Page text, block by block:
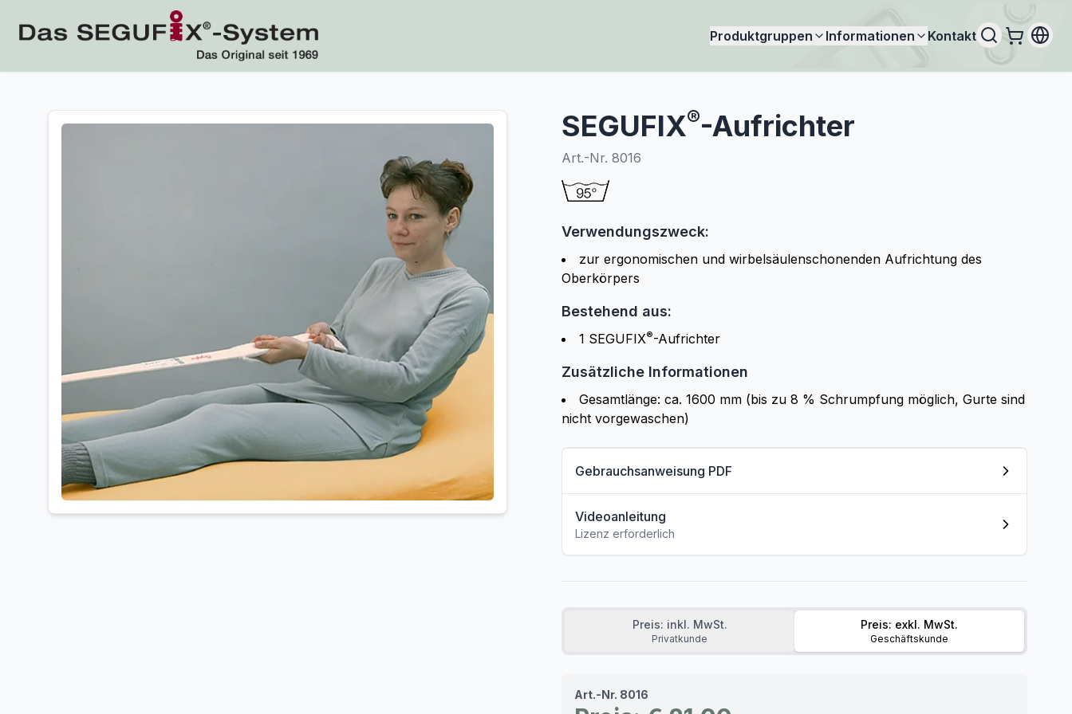
Produktgruppen Informationen Kontakt
SEGUFIX®-Aufrichter
Art.-Nr. 8016
Verwendungszweck:
zur ergonomischen und wirbelsäulenschonenden Aufrichtung des
Oberkörpers
Bestehend aus:
1 SEGUFIX®-Aufrichter
Zusätzliche Informationen
Gesamtlänge: ca. 1600 mm (bis zu 8 % Schrumpfung möglich, Gurte sind
nicht vorgewaschen)
Gebrauchsanweisung PDF
Videoanleitung
Lizenz erforderlich
Preis: inkl. MwSt.
Privatkunde
Preis: exkl. MwSt.
Geschäftskunde
Art.-Nr. 8016